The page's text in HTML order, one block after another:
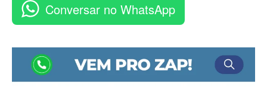
Conversar no WhatsApp